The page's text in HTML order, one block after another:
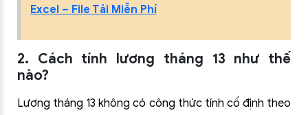
Excel – File Tải Miễn Phí
2. Cách tính lương tháng 13 như thế
nào?
Lương tháng 13 không có công thức tính cố định theo